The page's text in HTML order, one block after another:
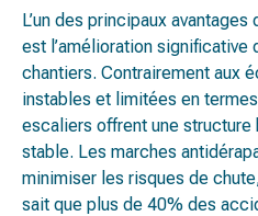
L’un des principaux
est l’amélioration significative
chantiers. Contrairement aux
instables et limitées en
escaliers offrent une
stable. Les marches
minimiser les risques de
sait que plus de 40% des